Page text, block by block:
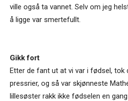
ville også ta vannet. Selv om jeg
å ligge var smertefullt.
Gikk fort
Etter de fant ut at vi var i fødsel, tok
pressrier, og så var skjønneste
lillesøster rakk ikke fødselen en